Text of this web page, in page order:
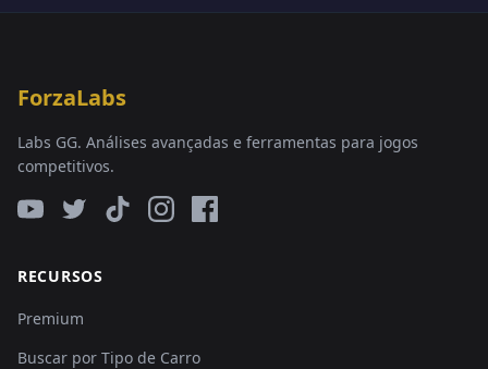
ForzaLabs
Labs GG. Análises avançadas e ferramentas para jogos
competitivos.
RECURSOS
Premium
Buscar por Tipo de Carro